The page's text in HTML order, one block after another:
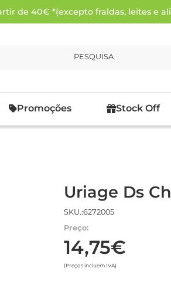
de 40€ *(excepto fraldas, leites e
PESQUISA
Promoções Stock Off
Uriage Ds
SKU.:6272005
Preço:
14,75€
(Preços incluem IVA)